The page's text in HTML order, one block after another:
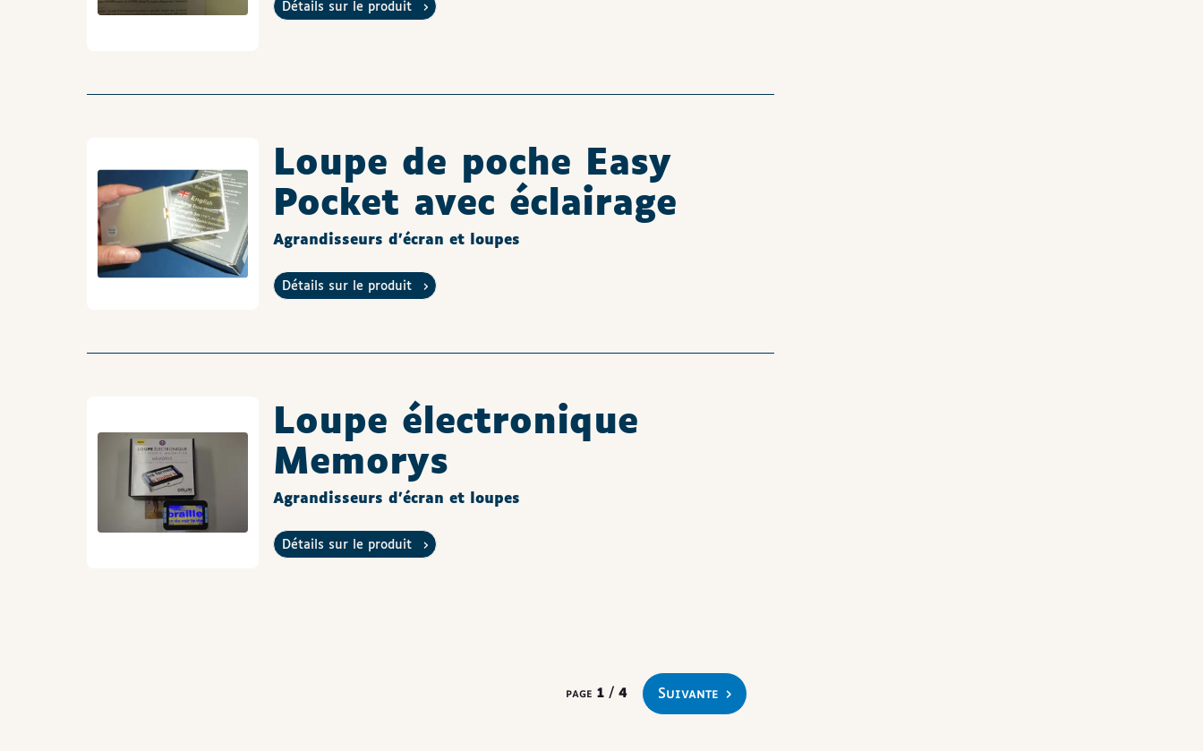
Détails sur le produit
Loupe de poche Easy
Pocket avec éclairage
Agrandisseurs d'écran et loupes
Détails sur le produit
Loupe électronique
Memorys
Agrandisseurs d'écran et loupes
Détails sur le produit
suivante
page 1 / 4